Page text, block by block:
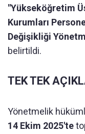
"Yükseköğretim
Kurumları
Değişikliği
belirtildi.
TEK TEK
Yönetmelik
14 Ekim 2025'te